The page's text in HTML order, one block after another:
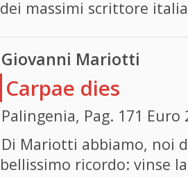
dei massimi scrittore
Giovanni Mariotti
Carpae dies
Palingenia, Pag. 171 Euro
Di Mariotti abbiamo, noi
bellissimo ricordo: vinse